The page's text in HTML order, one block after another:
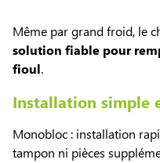
Même par grand froid, le
solution fiable pour
fioul.
Installation simple
Monobloc : installation
tampon ni pièces